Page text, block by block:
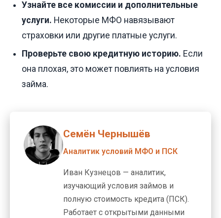
Узнайте все комиссии и дополнительные
услуги. Некоторые МФО навязывают
страховки или другие платные услуги.
Проверьте свою кредитную историю. Если
она плохая, это может повлиять на условия
займа.
Семён Чернышёв
Аналитик условий МФО и ПСК
Иван Кузнецов — аналитик,
изучающий условия займов и
полную стоимость кредита (ПСК).
Работает с открытыми данными